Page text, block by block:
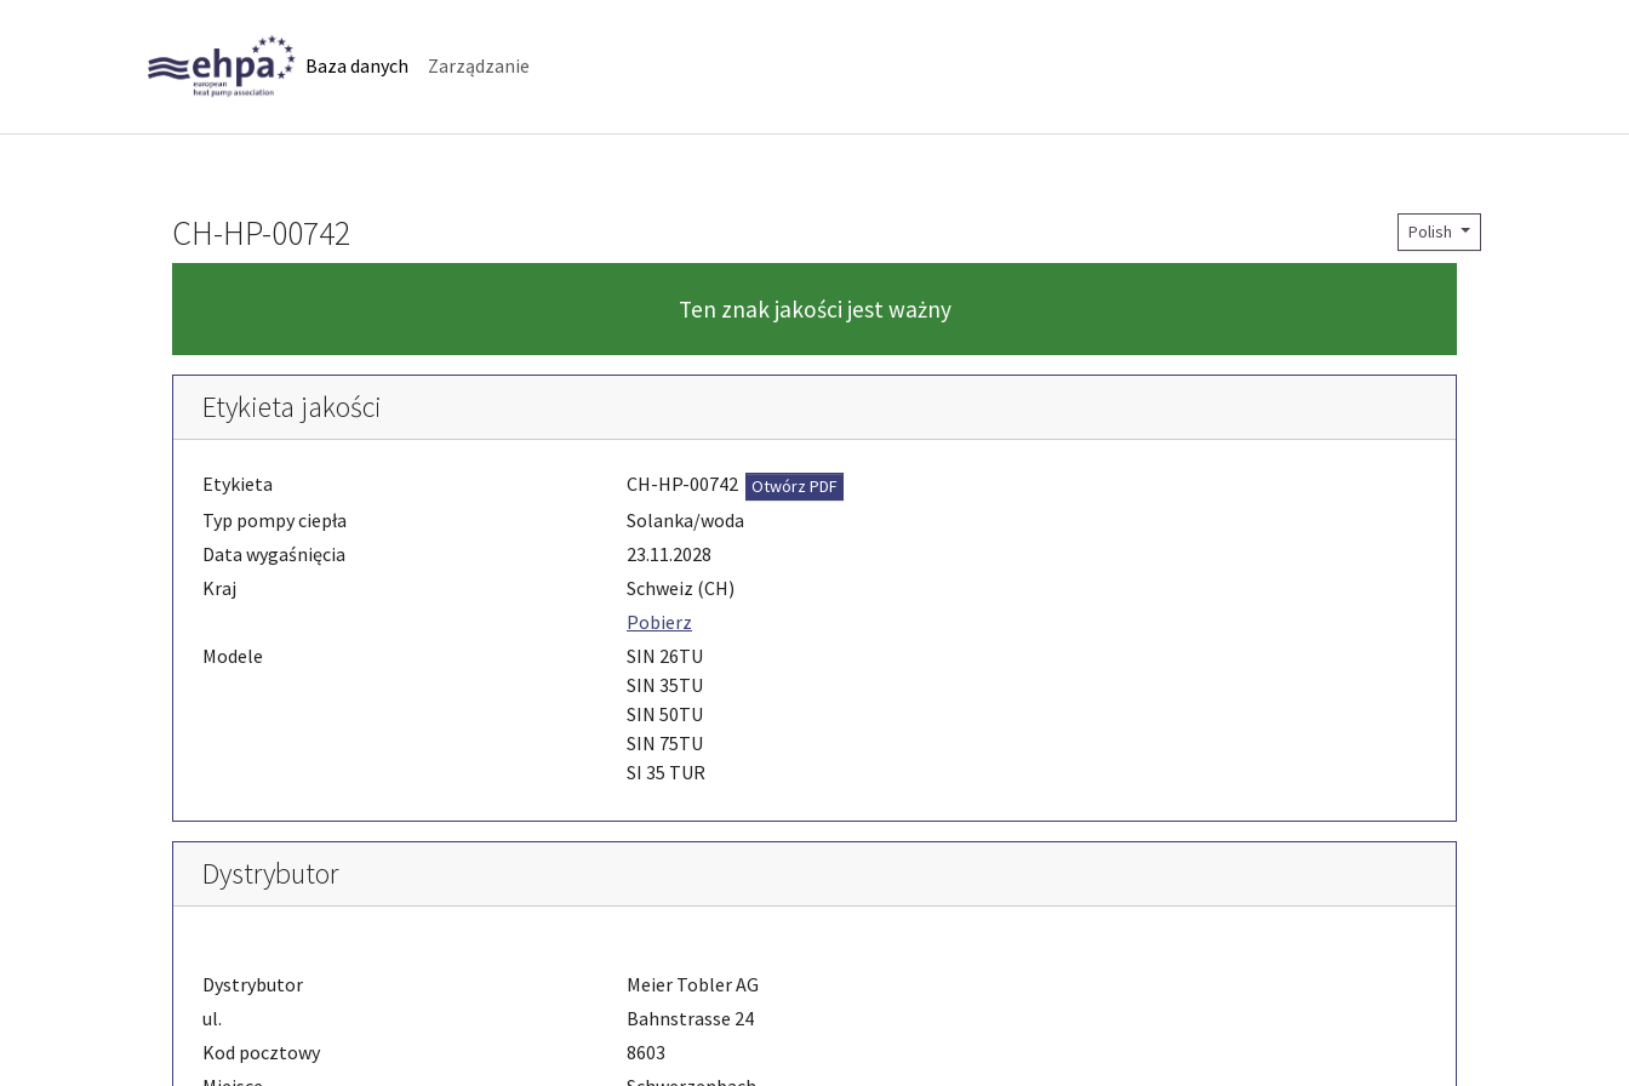
Baza danych(current)
Zarządzanie
Polish
CH-HP-00742
Ten znak jakości jest ważny
Etykieta jakości
Etykieta CH-HP-00742 Otwórz PDF
Typ pompy ciepła
Solanka/woda
Data wygaśnięcia
23.11.2028
Kraj
Schweiz (CH)
Pobierz
Modele
SIN 26TU
SIN 35TU
SIN 50TU
SIN 75TU
SI 35 TUR
Dystrybutor
Dystrybutor
Meier Tobler AG
ul.
Bahnstrasse 24
Kod pocztowy
8603